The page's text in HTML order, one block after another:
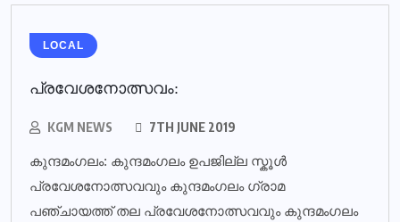
LOCAL
പ്രവേശനോത്സവം:
KGM NEWS 7TH JUNE 2019
കുന്ദമംഗലം: കുന്ദമംഗലം ഉപജില്ല സ്കൂൾ
പ്രവേശനോത്സവവും കുന്ദമംഗലം ഗ്രാമ
പഞ്ചായത്ത് തല പ്രവേശനോത്സവവും കുന്ദമംഗലം